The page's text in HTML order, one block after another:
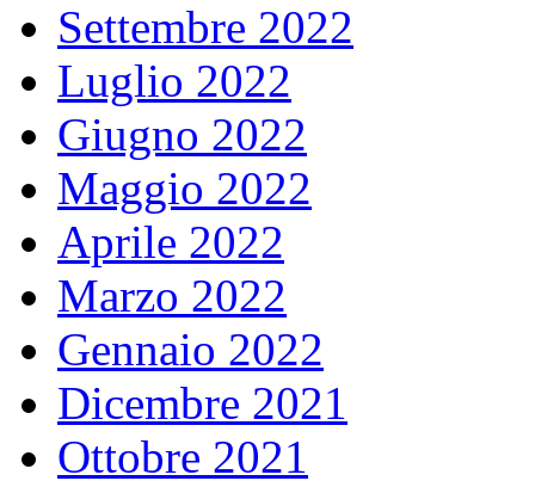
Settembre 2022
Luglio 2022
Giugno 2022
Maggio 2022
Aprile 2022
Marzo 2022
Gennaio 2022
Dicembre 2021
Ottobre 2021